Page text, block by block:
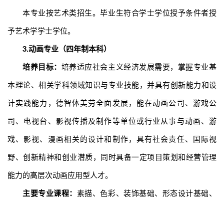
本专业按艺术类招生。毕业生符合学士学位授予条件者授
予艺术学学士学位。
3.动画专业（四年制本科）
培养目标： 培养适应社会主义经济发展需要，掌握专业基
本理论、相关学科领域知识与专业技能，并具有创新能力和设
计实践能力，德智体美劳全面发展，能在动画公司、游戏公
司、电视台、影视传播及制作等单位或行业从事与动画、游
戏、影视、漫画相关的设计和制作，具有社会责任、国际视
野、创新精神和创业潜质，同时具备一定项目策划和经营管理
能力的高层次动画应用型人才。
主要专业课程： 素描、色彩、装饰基础、形态设计基础、